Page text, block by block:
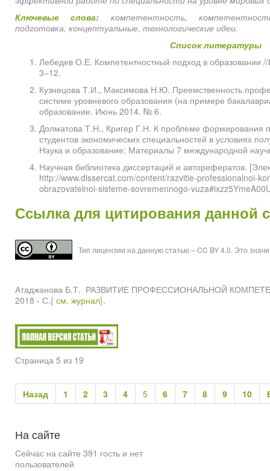
Ключевые слова: компетентность,
подготовка, концептуальные, технологические идеи.
Список литературы
Лебедев О.Е. Компетентностный подход в образовании
3–12.
Кузнецова Т.И., Максимова Н.Ю. Преемственность
системе уровневого образования (на примере
образование. Июнь 2014. № 6.
Долматова Т.Н., Кригер Г.Н. К проблеме формирования
студентов экономических специальностей в условиях
Наука и образование: Материалы 7 международной
Научная библиотека диссертаций и авторефератов.
http://www.dissercat.com/content/razvitie-professionalnoi-
obrazovatelnoi-sisteme-sovremennogo-
Ссылка для цитирования данной
Тип лицензии на данную статью – CC BY 4.0. Это
Атаджанова Б.Т. РАЗВИТИЕ ПРОФЕССИОНАЛЬНОЙ
2018 - С.{ см. журнал}.
Страница 5 из 19
Назад 1 2 3 4 5 6 7 8 9 10
На сайте
Сейчас на сайте 391 гость и нет
пользователей